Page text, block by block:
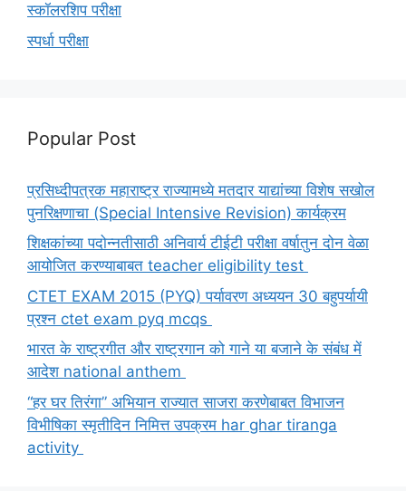
स्कॉलरशिप परीक्षा
स्पर्धा परीक्षा
Popular Post
प्रसिध्दीपत्रक महाराष्ट्र राज्यामध्ये मतदार याद्यांच्या विशेष सखोल
पुनरिक्षणाचा (Special Intensive Revision) कार्यक्रम
शिक्षकांच्या पदोन्नतीसाठी अनिवार्य टीईटी परीक्षा वर्षातुन दोन वेळा
आयोजित करण्याबाबत teacher eligibility test
CTET EXAM 2015 (PYQ) पर्यावरण अध्ययन 30 बहुपर्यायी
प्रश्न ctet exam pyq mcqs
भारत के राष्ट्रगीत और राष्ट्रगान को गाने या बजाने के संबंध में
आदेश national anthem
“हर घर तिरंगा” अभियान राज्यात साजरा करणेबाबत विभाजन
विभीषिका स्मृतीदिन निमित्त उपक्रम har ghar tiranga
activity